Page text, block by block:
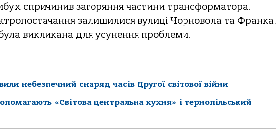
спричинив загоряння частини трансформатора.
залишилися вулиці Чорновола та Франка.
викликана для усунення проблеми.
небезпечний снаряд часів Другої світової війни
«Світова центральна кухня» і тернопільський